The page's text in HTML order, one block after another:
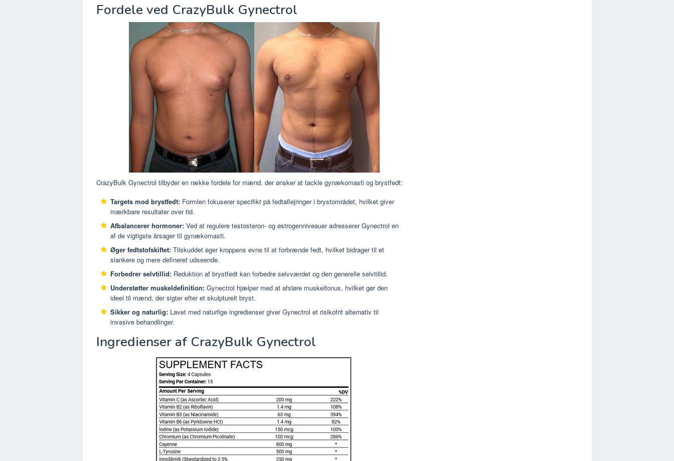
Fordele ved CrazyBulk Gynectrol
CrazyBulk Gynectrol tilbyder en række fordele for mænd, der ønsker at tackle gynækomasti og brystfedt:
Targets mod brystfedt: Formlen fokuserer specifikt på fedtaflejringer i brystområdet, hvilket giver
mærkbare resultater over tid.
Afbalancerer hormoner: Ved at regulere testosteron- og østrogenniveauer adresserer Gynectrol en
af ​​de vigtigste årsager til gynækomasti.
Øger fedtstofskiftet: Tilskuddet øger kroppens evne til at forbrænde fedt, hvilket bidrager til et
slankere og mere defineret udseende.
Forbedrer selvtillid: Reduktion af brystfedt kan forbedre selvværdet og den generelle selvtillid.
Understøtter muskeldefinition: Gynectrol hjælper med at afsløre muskeltonus, hvilket gør den
ideel til mænd, der sigter efter et skulpturelt bryst.
Sikker og naturlig: Lavet med naturlige ingredienser giver Gynectrol et risikofrit alternativ til
invasive behandlinger.
Ingredienser af CrazyBulk Gynectrol